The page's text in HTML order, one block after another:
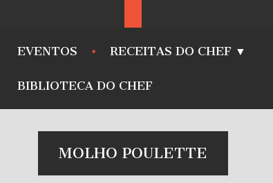
EVENTOS RECEITAS DO CHEF ▼
BIBLIOTECA DO CHEF
MOLHO POULETTE